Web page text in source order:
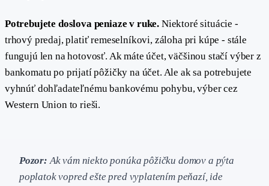
Potrebujete doslova peniaze v ruke. Niektoré situácie -
trhový predaj, platiť remeselníkovi, záloha pri kúpe - stále
fungujú len na hotovosť. Ak máte účet, väčšinou stačí výber z
bankomatu po prijatí pôžičky na účet. Ale ak sa potrebujete
vyhnúť dohľadateľnému bankovému pohybu, výber cez
Western Union to rieši.
Pozor: Ak vám niekto ponúka pôžičku domov a pýta
poplatok vopred ešte pred vyplatením peňazí, ide